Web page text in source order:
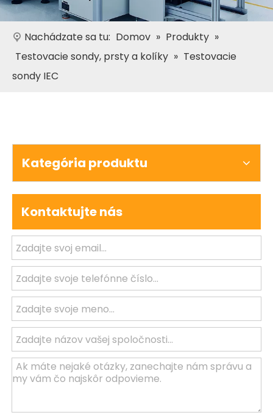
Nachádzate sa tu: Domov » Produkty »
Testovacie sondy, prsty a kolíky » Testovacie
sondy IEC
Kategória produktu
Kontaktujte nás